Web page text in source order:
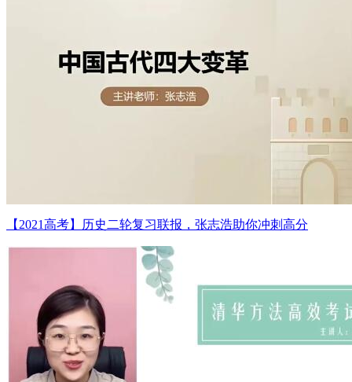
【2021高考】历史二轮复习联报，张志浩助你冲刺高分